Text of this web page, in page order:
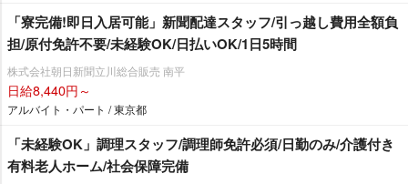
「寮完備!即日入居可能」新聞配達スタッフ/引っ越し費用全額負
担/原付免許不要/未経験OK/日払いOK/1日5時間
株式会社朝日新聞立川総合販売 南平
日給8,440円～
アルバイト・パート / 東京都
「未経験OK」調理スタッフ/調理師免許必須/日勤のみ/介護付き
有料老人ホーム/社会保障完備